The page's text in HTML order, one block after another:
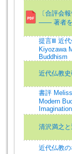
〔合評会
―― 著者
提言Ⅲ 近
Kiyozawa
Buddhism
近代仏教
書評
Modern
Imagination
清沢満之
近代仏教